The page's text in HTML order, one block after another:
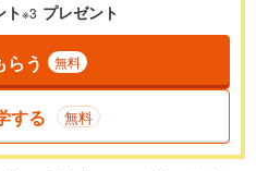
ト※3 プレゼント
らう 無料
する 無料